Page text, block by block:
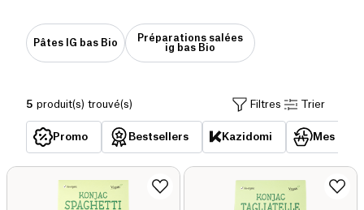
Pâtes IG bas Bio
Préparations salées
ig bas Bio
5 produit(s) trouvé(s) Filtres Trier
Promo Bestsellers Kazidomi Mes